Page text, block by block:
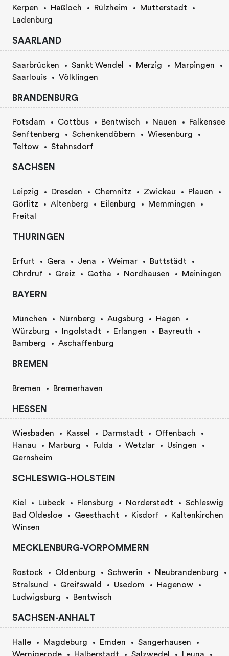
Kerpen
Haßloch Rülzheim
Mutterstadt
Ladenburg
SAARLAND
Saarbrücken Sankt Wendel Merzig
Marpingen
Saarlouis
Völklingen
BRANDENBURG
Potsdam Cottbus Bentwisch Nauen
Falkensee
Senftenberg
Schenkendöbern
Wiesenburg
Teltow
Stahnsdorf
SACHSEN
Leipzig Dresden Chemnitz Zwickau
Plauen
Görlitz
Altenberg Eilenburg
Memmingen
Freital
THURINGEN
Erfurt Gera Jena Weimar
Buttstädt
Ohrdruf
Greiz Gotha Nordhausen Meiningen
BAYERN
München Nürnberg Augsburg
Hagen
Würzburg
Ingolstadt Erlangen
Bayreuth
Bamberg
Aschaffenburg
BREMEN
Bremen Bremerhaven
HESSEN
Wiesbaden Kassel Darmstadt
Offenbach
Hanau
Marburg Fulda Wetzlar
Usingen
Gernsheim
SCHLESWIG-HOLSTEIN
Kiel Lübeck Flensburg Norderstedt
Schleswig
Bad Oldesloe
Geesthacht Kisdorf
Kaltenkirchen
Winsen
MECKLENBURG-VORPOMMERN
Rostock Oldenburg Schwerin
Neubrandenburg
Stralsund
Greifswald Usedom
Hagenow
Ludwigsburg
Bentwisch
SACHSEN-ANHALT
Halle Magdeburg Emden
Sangerhausen
Wernigerode
Halberstadt Salzwedel Leuna